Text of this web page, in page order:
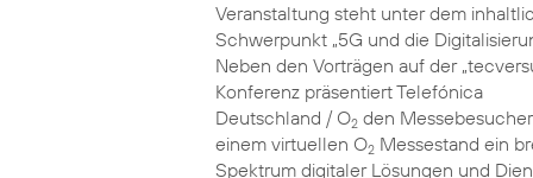
Veranstaltung steht unter dem
Schwerpunkt „5G und die
Neben den Vorträgen auf der
Konferenz präsentiert Telefónica
Deutschland / O2den
einem virtuellen O2Messestand ein
Spektrum digitaler Lösungen und